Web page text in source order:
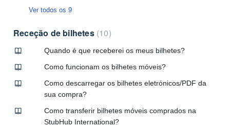
Ver todos os 9
Receção de bilhetes 10
Quando é que receberei os meus bilhetes?
Como funcionam os bilhetes móveis?
Como descarregar os bilhetes eletrónicos/PDF da
sua compra?
Como transferir bilhetes móveis comprados na
StubHub International?